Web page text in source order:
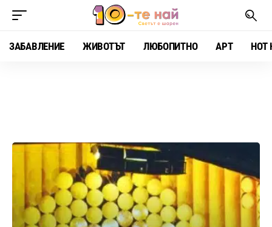
ЗАБАВЛЕНИЕ ЖИВОТЪТ ЛЮБОПИТНО АРТ HOT